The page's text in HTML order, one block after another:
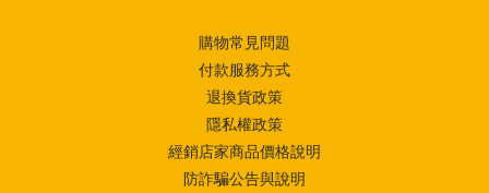
購物常見問題
付款服務方式
退換貨政策
隱私權政策
經銷店家商品價格說明
防詐騙公告與說明